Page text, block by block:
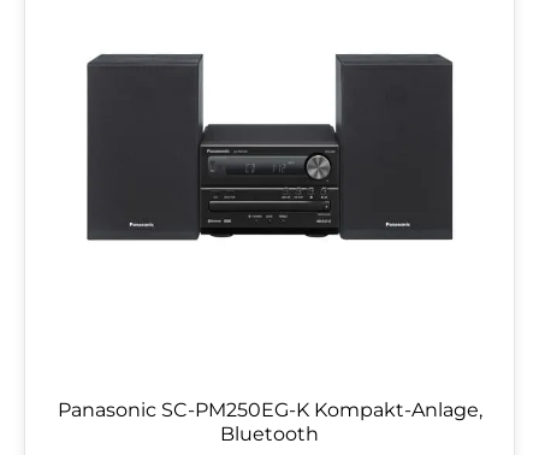
Panasonic SC-PM250EG-K Kompakt-Anlage,
Bluetooth